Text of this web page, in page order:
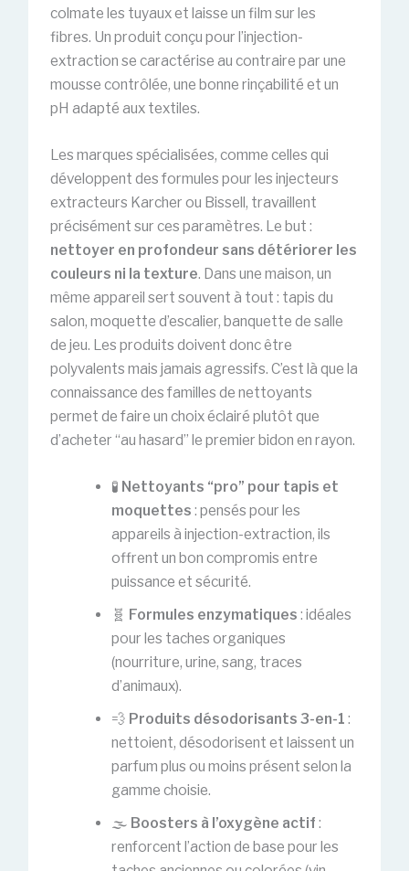
colmate les tuyaux et laisse un film sur les
fibres. Un produit conçu pour l’injection-
extraction se caractérise au contraire par une
mousse contrôlée, une bonne rinçabilité et un
pH adapté aux textiles.
Les marques spécialisées, comme celles qui
développent des formules pour les injecteurs
extracteurs Karcher ou Bissell, travaillent
précisément sur ces paramètres. Le but :
nettoyer en profondeur sans détériorer les
couleurs ni la texture. Dans une maison, un
même appareil sert souvent à tout : tapis du
salon, moquette d’escalier, banquette de salle
de jeu. Les produits doivent donc être
polyvalents mais jamais agressifs. C’est là que la
connaissance des familles de nettoyants
permet de faire un choix éclairé plutôt que
d’acheter “au hasard” le premier bidon en rayon.
🧪 Nettoyants “pro” pour tapis et
moquettes : pensés pour les
appareils à injection-extraction, ils
offrent un bon compromis entre
puissance et sécurité.
🧬 Formules enzymatiques : idéales
pour les taches organiques
(nourriture, urine, sang, traces
d’animaux).
💨 Produits désodorisants 3-en-1 :
nettoient, désodorisent et laissent un
parfum plus ou moins présent selon la
gamme choisie.
🌫️ Boosters à l’oxygène actif :
renforcent l’action de base pour les